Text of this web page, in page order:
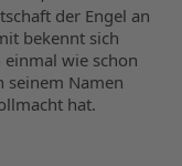
der Engel an
bekennt sich
einmal wie schon
seinem Namen
hat.